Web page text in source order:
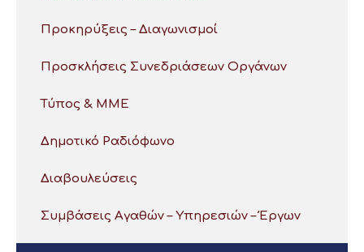
Προκηρύξεις – Διαγωνισμοί
Προσκλήσεις Συνεδριάσεων Οργάνων
Τύπος & ΜΜΕ
Δημοτικό Ραδιόφωνο
Διαβουλεύσεις
Συμβάσεις Αγαθών – Υπηρεσιών – Έργων